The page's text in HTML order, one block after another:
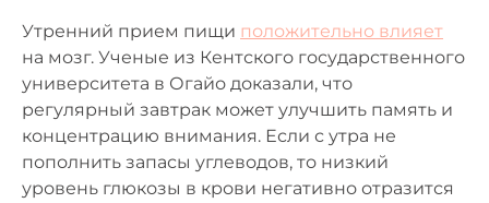
Утренний прием пищи положительно влияет
на мозг. Ученые из Кентского государственного
университета в Огайо доказали, что
регулярный завтрак может улучшить память и
концентрацию внимания. Если с утра не
пополнить запасы углеводов, то низкий
уровень глюкозы в крови негативно отразится